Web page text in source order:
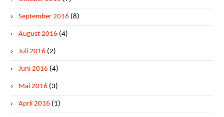
September 2016 (8)
August 2016 (4)
Juli 2016 (2)
Juni 2016 (4)
Mai 2016 (3)
April 2016 (1)